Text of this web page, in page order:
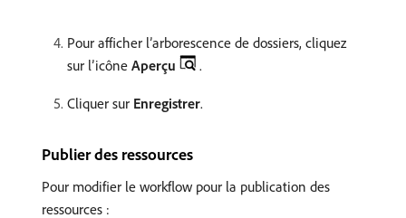
Pour afficher l’arborescence de dossiers, cliquez
sur l’icône Aperçu .
Cliquer sur Enregistrer.
Publier des ressources
Pour modifier le workflow pour la publication des
ressources :